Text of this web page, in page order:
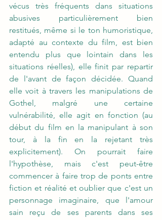
vécus très fréquents dans situations
abusives particulièrement bien
restitués, même si le ton humoristique,
adapté au contexte du film, est bien
entendu plus que lointain dans les
situations réelles), elle finit par repartir
de l'avant de façon décidée. Quand
elle voit à travers les manipulations de
Gothel, malgré une certaine
vulnérabilité, elle agit en fonction (au
début du film en la manipulant à son
tour, à la fin en la rejetant très
explicitement). On pourrait faire
l'hypothèse, mais c'est peut-être
commencer à faire trop de ponts entre
fiction et réalité et oublier que c'est un
personnage imaginaire, que l'amour
sain reçu de ses parents dans ses